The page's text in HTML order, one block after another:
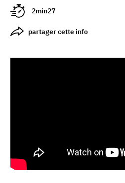
2min27
partager cette info